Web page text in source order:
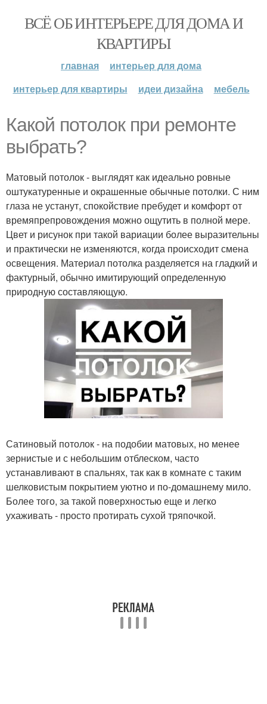
ВСЁ ОБ ИНТЕРЬЕРЕ ДЛЯ ДОМА И
КВАРТИРЫ
главная
интерьер для дома
интерьер для квартиры
идеи дизайна мебель
Какой потолок при ремонте
выбрать?
Матовый потолок - выглядят как идеально ровные
оштукатуренные и окрашенные обычные потолки. С ним
глаза не устанут, спокойствие пребудет и комфорт от
времяпрепровождения можно ощутить в полной мере.
Цвет и рисунок при такой вариации более выразительны
и практически не изменяются, когда происходит смена
освещения. Материал потолка разделяется на гладкий и
фактурный, обычно имитирующий определенную
природную составляющую.
Сатиновый потолок - на подобии матовых, но менее
зернистые и с небольшим отблеском, часто
устанавливают в спальнях, так как в комнате с таким
шелковистым покрытием уютно и по-домашнему мило.
Более того, за такой поверхностью еще и легко
ухаживать - просто протирать сухой тряпочкой.